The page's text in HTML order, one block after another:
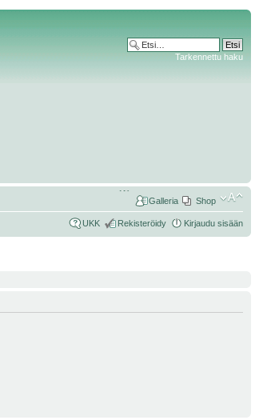
Tarkennettu haku
Shop
Galleria
UKK Rekisteröidy Kirjaudu sisään